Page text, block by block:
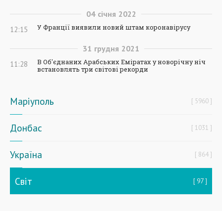
04 січня 2022
12:15 У Франції виявили новий штам коронавірусу
31 грудня 2021
11:28
В Об'єднаних Арабських Еміратах у новорічну ніч
встановлять три світові рекорди
Маріуполь 5960
Донбас 1031
Україна 864
Світ 97